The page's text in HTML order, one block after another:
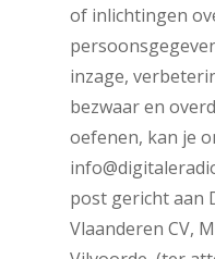
of inlichtingen
inzage,
bezwaar en
oefenen, kan je
post gericht aan
Vlaanderen CV,